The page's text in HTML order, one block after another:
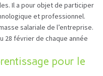
Il a pour objet de participer
et professionnel.
salariale de l’entreprise.
28 février de chaque année
pour le